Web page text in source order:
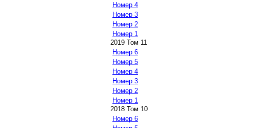
Номер 4
Номер 3
Номер 2
Номер 1
2019 Том 11
Номер 6
Номер 5
Номер 4
Номер 3
Номер 2
Номер 1
2018 Том 10
Номер 6